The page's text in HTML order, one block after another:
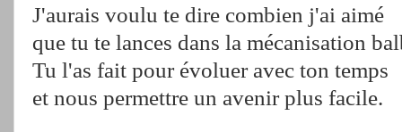
J'aurais voulu te dire combien j'ai aimé
que tu te lances dans la mécanisation
Tu l'as fait pour évoluer avec ton temps
et nous permettre un avenir plus facile.